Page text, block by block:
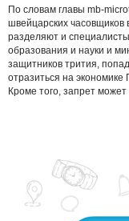
По словам главы mb-
швейцарских часовщиков
разделяют и
образования и науки и
защитников трития,
отразиться на
Кроме того, запрет